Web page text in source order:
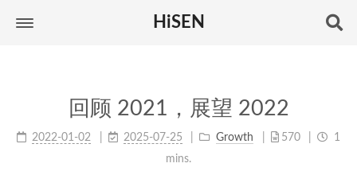
HiSEN
回顾 2021，展望 2022
2022-01-02 2025-07-25 Growth 570
1
mins.